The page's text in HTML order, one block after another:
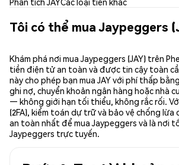
Tôi có thể mua Jaypeggers
Khám phá nơi mua Jaypeggers (JAY) trên
tiền điện tử an toàn và được tin cậy toàn
này cho phép bạn mua JAY với phí thấp
ghi nợ, chuyển khoản ngân hàng hoặc nhà
— không giới hạn tối thiểu, không rắc rối.
(2FA), kiểm toán dự trữ và bảo vệ chống lừa
an toàn nhất để mua Jaypeggers và là nơi
Jaypeggers trực tuyến.